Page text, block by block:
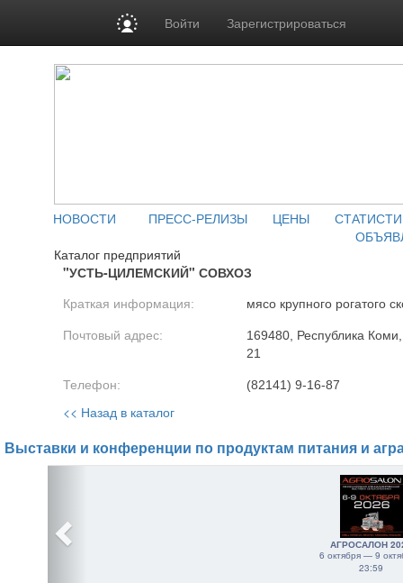
Войти Зарегистрироваться
НОВОСТИ ПРЕСС-РЕЛИЗЫ ЦЕНЫ
Каталог предприятий
"УСТЬ-ЦИЛЕМСКИЙ" СОВХОЗ
Краткая информация: мясо крупного рогатого
Почтовый адрес:
169480, Республика
21
Телефон: (82141) 9-16-87
<< Назад в каталог
Выставки и конференции по продуктам питания и
АГРОСАЛОН
6 октября — 9
23:59